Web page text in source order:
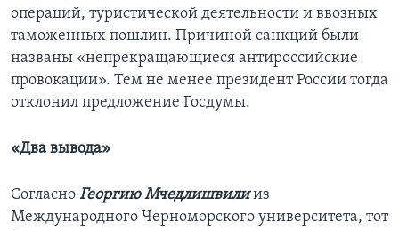
операций, туристической деятельности и ввозных
таможенных пошлин. Причиной санкций были
названы «непрекращающиеся антироссийские
провокации». Тем не менее президент России тогда
отклонил предложение Госдумы.
«Два вывода»
Согласно Георгию Мчедлишвилииз
Международного Черноморского университета, тот